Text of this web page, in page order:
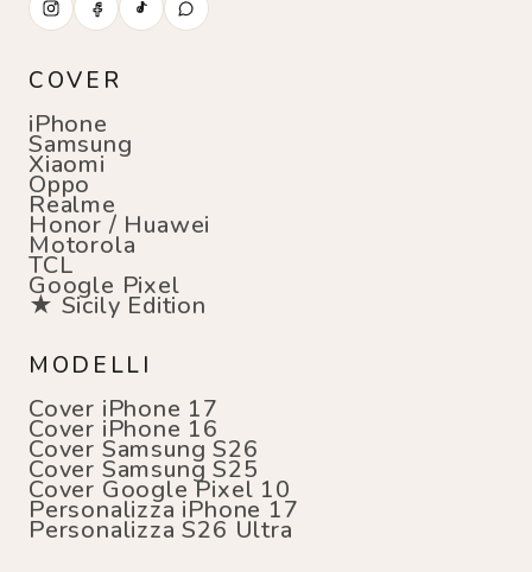
COVER
iPhone
Samsung
Xiaomi
Oppo
Realme
Honor / Huawei
Motorola
TCL
Google Pixel
★ Sicily Edition
MODELLI
Cover iPhone 17
Cover iPhone 16
Cover Samsung S26
Cover Samsung S25
Cover Google Pixel 10
Personalizza iPhone 17
Personalizza S26 Ultra